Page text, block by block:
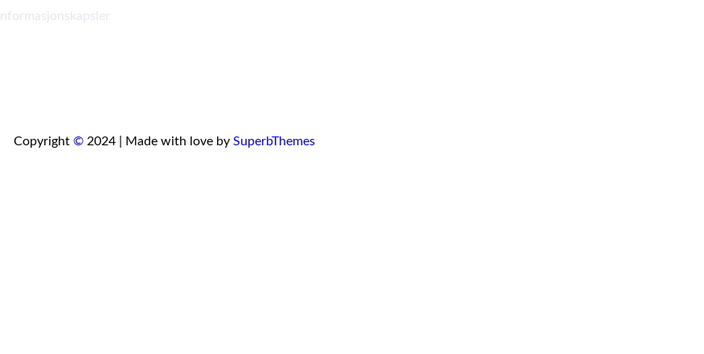
Informasjonskapsler
Copyright ©2024 | Made with love by SuperbThemes